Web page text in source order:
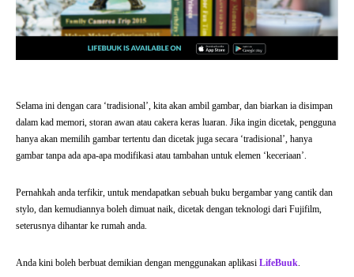
Selama ini dengan cara ‘tradisional’, kita akan ambil gambar, dan biarkan ia disimpan
dalam kad memori, storan awan atau cakera keras luaran. Jika ingin dicetak, pengguna
hanya akan memilih gambar tertentu dan dicetak juga secara ‘tradisional’, hanya
gambar tanpa ada apa-apa modifikasi atau tambahan untuk elemen ‘keceriaan’.
Pernahkah anda terfikir, untuk mendapatkan sebuah buku bergambar yang cantik dan
stylo, dan kemudiannya boleh dimuat naik, dicetak dengan teknologi dari Fujifilm,
seterusnya dihantar ke rumah anda.
Anda kini boleh berbuat demikian dengan menggunakan aplikasi LifeBuuk.